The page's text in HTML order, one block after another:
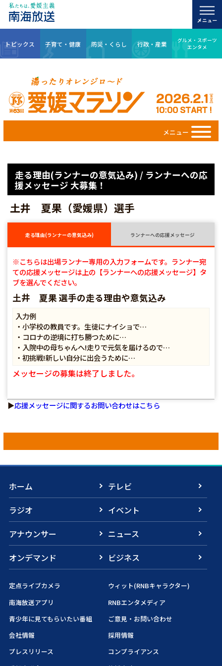
トピックス 子育て・健康 防災・くらし 行政・産業
グルメ・スポーツ
エンタメ
メニュー
走る理由(ランナーの意気込み) / ランナーへの応
援メッセージ 大募集！
土井 夏果（愛媛県）選手
走る理由(ランナーの意気込み) ランナーへの応援メッセージ
※こちらは出場ランナー専用の入力フォームです。ランナー宛
ての応援メッセージは上の【ランナーへの応援メッセージ】タ
ブを選んでください。
土井 夏果 選手の走る理由や意気込み
入力例
・小学校の教員です。生徒にナイショで…
・コロナの逆境に打ち勝つために…
・入院中の母ちゃんへ!走りで元気を届けるので…
・初挑戦!新しい自分に出会うために…
メッセージの募集は終了しました。
▶応援メッセージに関するお問い合わせはこちら
ホーム
テレビ
ラジオ
イベント
アナウンサー
ニュース
オンデマンド
ビジネス
定点ライブカメラ
ウィット(RNBキャラクター)
南海放送アプリ
RNBエンタメディア
青少年に見てもらいたい番組
ご意見・お問い合わせ
会社情報
採用情報
プレスリリース
コンプライアンス